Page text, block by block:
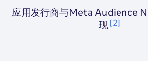
应用发行商与Meta Audience
现 2